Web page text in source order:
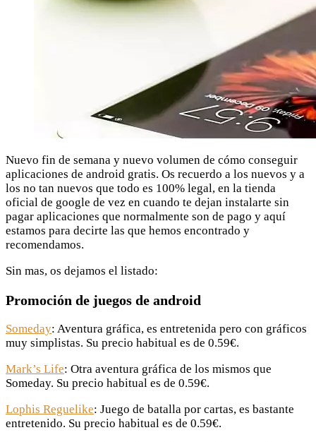
Nuevo fin de semana y nuevo volumen de cómo conseguir
aplicaciones de android gratis. Os recuerdo a los nuevos y a
los no tan nuevos que todo es 100% legal, en la tienda
oficial de google de vez en cuando te dejan instalarte sin
pagar aplicaciones que normalmente son de pago y aquí
estamos para decirte las que hemos encontrado y
recomendamos.
Sin mas, os dejamos el listado:
Promoción de juegos de android
Someday: Aventura gráfica, es entretenida pero con gráficos
muy simplistas. Su precio habitual es de 0.59€.
Mark’s Life: Otra aventura gráfica de los mismos que
Someday. Su precio habitual es de 0.59€.
Lophis Reguelike: Juego de batalla por cartas, es bastante
entretenido. Su precio habitual es de 0.59€.